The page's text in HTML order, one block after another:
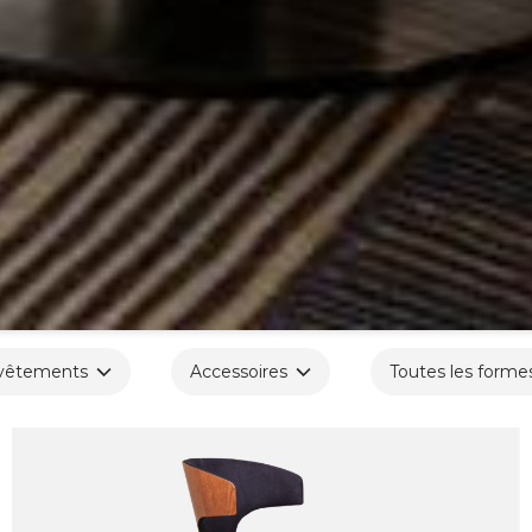
Accessoires Toutes les